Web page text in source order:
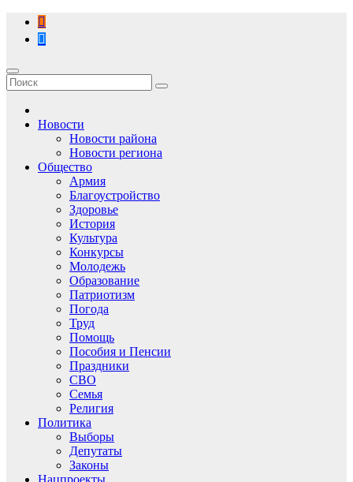
Перейти
содержимому
Новости
Новости района
Новости региона
Общество
Армия
Благоустройство
Здоровье
История
Культура
Конкурсы
Молодежь
Образование
Патриотизм
Погода
Труд
Помощь
Пособия и Пенсии
Праздники
СВО
Семья
Религия
Политика
Выборы
Депутаты
Законы
Нацпроекты